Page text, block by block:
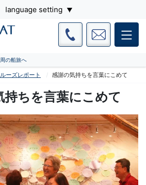
language setting
の船旅へ
ーズレポート 感謝の気持ちを言葉にこめて
持ちを言葉にこめて